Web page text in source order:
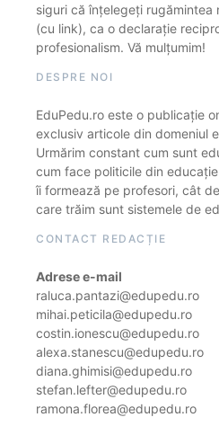
siguri că înțelegeți rugămintea
(cu link), ca o declarație
profesionalism. Vă mulțumim!
DESPRE NOI
EduPedu.ro este o publicație
exclusiv articole din domeniul
Urmărim constant cum sunt
cum face politicile din
îi formează pe profesori, cât
care trăim sunt sistemele de
CONTACT REDACȚIE
Adrese e-mail
raluca.pantazi@edupedu.ro
mihai.peticila@edupedu.ro
costin.ionescu@edupedu.ro
alexa.stanescu@edupedu.ro
diana.ghimisi@edupedu.ro
stefan.lefter@edupedu.ro
ramona.florea@edupedu.ro